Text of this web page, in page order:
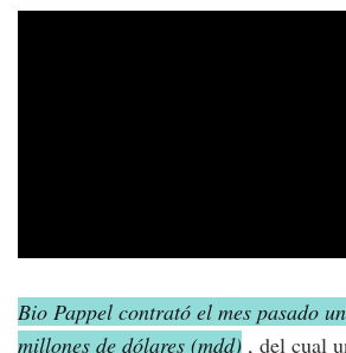
Bio Pappel contrató el mes pasado
millones de dólares (mdd) , del cual